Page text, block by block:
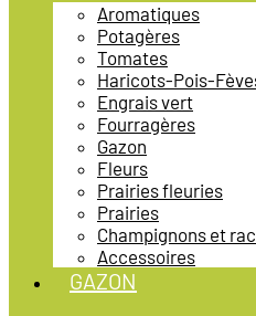
Aromatiques
Potagères
Tomates
Haricots-Pois-
Engrais vert
Fourragères
Gazon
Fleurs
Prairies fleuries
Prairies
Champignons et
Accessoires
GAZON